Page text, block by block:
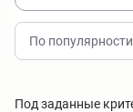
По популярности
Под заданные